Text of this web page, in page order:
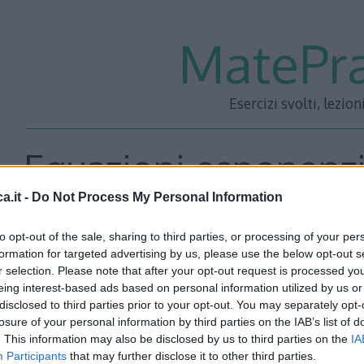
- Do Not Process My Personal Information
opt-out of the sale, sharing to third parties, or processing of your
for targeted advertising by us, please use the below opt-out
selection. Please note that after your opt-out request is processed
interest-based ads based on personal information utilized by us
to third parties prior to your opt-out. You may separately
of your personal information by third parties on the IAB’s list of
This information may also be disclosed by us to third parties on the
Participants that may further disclose it to other third parties.
Esercizi svolti,
Equazioni
le seguenti equazioni esponenziali:
1\[
strettamente positivo, in modo che tutti gli